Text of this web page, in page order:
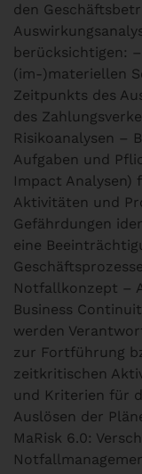
den
berücksichtigen:
(im-)materiellen
Zeitpunkts des
des
Risikoanalysen –
Aufgaben und
Impact
Aktivitäten und
Gefährdungen
eine
Notfallkonzept –
Business
werden
zur Fortführung
zeitkritischen
und Kriterien für
Auslösen der
MaRisk 6.0: